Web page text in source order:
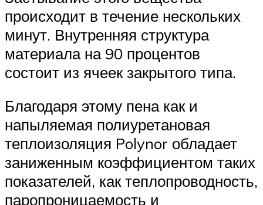
происходит в течение нескольких
минут. Внутренняя структура
материала на 90 процентов
состоит из ячеек закрытого типа.
Благодаря этому пена как и
напыляемая полиуретановая
теплоизоляция Polynor обладает
заниженным коэффициентом таких
показателей, как теплопроводность,
паропроницаемость и